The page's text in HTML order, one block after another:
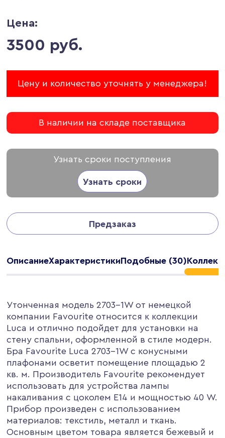
Цена:
3500 руб.
Цену и количество уточнять у менеджера!
В наличии на складе поставщика
Узнать сроки поступления
Узнать сроки
Предзаказ
ОписаниеХарактеристикиПодобные (30)
Утонченная модель 2703-1W от немецкой
компании Favourite относится к коллекции
Luca и отлично подойдет для установки на
стену спальни, оформленной в стиле модерн.
Бра Favourite Luca 2703-1W с конусными
плафонами осветит помещение площадью 2
кв. м. Производитель Favourite рекомендует
использовать для устройства лампы
накаливания с цоколем E14 и мощностью 40 W.
Прибор произведен с использованием
материалов: текстиль, металл и ткань.
Основным цветом товара является бежевый и